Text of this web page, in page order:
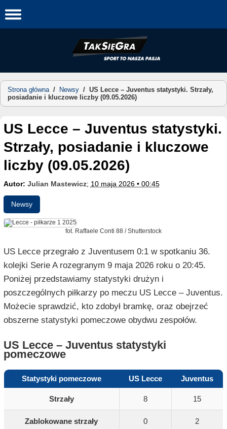
to
Strona główna/ Newsy / US Lecce – Juventus statystyki. Strzały,
posiadanie i kluczowe liczby (09.05.2026)
US Lecce – Juventus statystyki.
Strzały, posiadanie i kluczowe
liczby (09.05.2026)
Autor: Julian Mastewicz; 10 maja 2026 • 00:45
Newsy
fot. Raffaele Conti 88 / Shutterstock
US Lecce przegrało z Juventusem 0:1 w spotkaniu 36.
kolejki Serie A rozegranym 9 maja 2026 roku o 20:45.
Poniżej przedstawiamy statystyki drużyn i
poszczególnych piłkarzy po meczu US Lecce – Juventus.
Możecie sprawdzić, kto zdobył bramkę, oraz obejrzeć
obszerne statystyki pomeczowe obydwu zespołów.
US Lecce – Juventus statystyki
pomeczowe
Statystyki pomeczowe US Lecce Juventus
Strzały 8 15
Zablokowane strzały 0 2